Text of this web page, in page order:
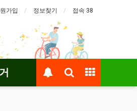
가입 정보찾기 접속 38